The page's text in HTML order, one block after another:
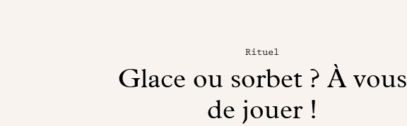
Rituel
Glace ou sorbet ? À vous
de jouer !